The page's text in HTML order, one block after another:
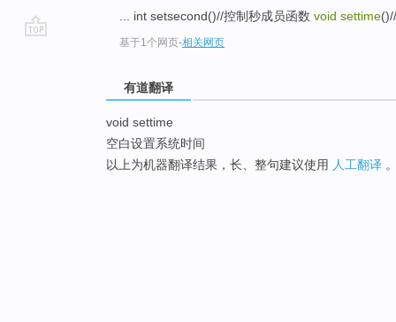
... int setsecond()//控制秒成员函数 void settime()//
基于1个网页-相关网页
有道翻译
void settime
空白设置系统时间
以上为机器翻译结果，长、整句建议使用 人工翻译